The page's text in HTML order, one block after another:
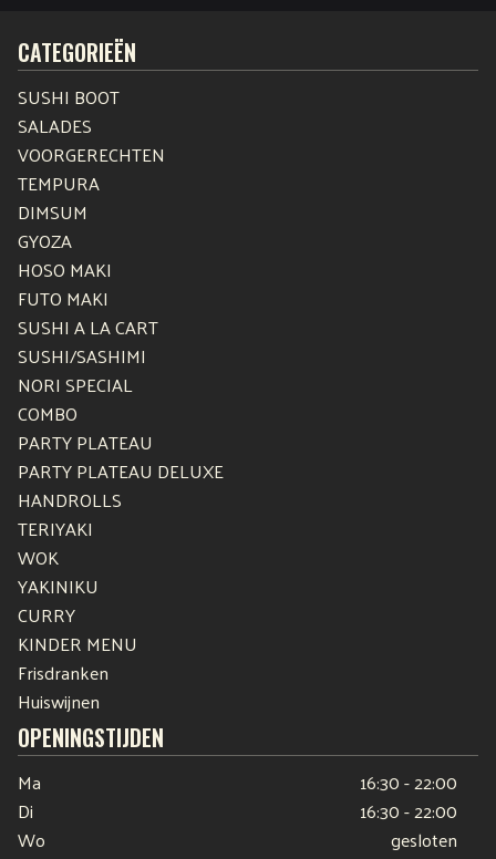
CATEGORIEËN
SUSHI BOOT
SALADES
VOORGERECHTEN
TEMPURA
DIMSUM
GYOZA
HOSO MAKI
FUTO MAKI
SUSHI A LA CART
SUSHI/SASHIMI
NORI SPECIAL
COMBO
PARTY PLATEAU
PARTY PLATEAU DELUXE
HANDROLLS
TERIYAKI
WOK
YAKINIKU
CURRY
KINDER MENU
Frisdranken
Huiswijnen
OPENINGSTIJDEN
Ma
16:30 - 22:00
Di
16:30 - 22:00
Wo
gesloten